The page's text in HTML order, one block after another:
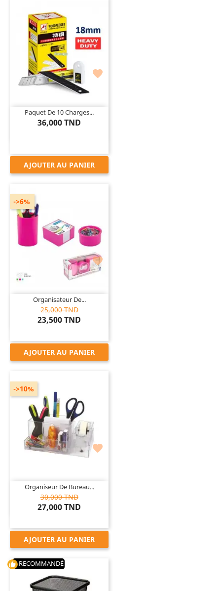

Paquet De 10 Charges...
36,000 TND
AJOUTER AU PANIER

Organisateur De...
25,000 TND
23,500 TND
->6%
AJOUTER AU PANIER

Organiseur De Bureau...
30,000 TND
27,000 TND
->10%
AJOUTER AU PANIER
thumb_up RECOMMANDÉ